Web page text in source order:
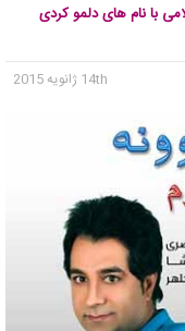
با نام های دلمو کردی
14th ژانویه 2015